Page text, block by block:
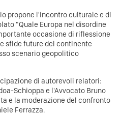
propone l'incontro culturale e di
"Quale Europa nel disordine
occasione di riflessione
sfide future del continente
scenario geopolitico
di autorevoli relatori:
Schioppa e l'Avvocato Bruno
e la moderazione del confronto
Ferrazza.